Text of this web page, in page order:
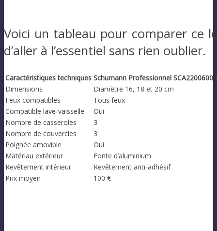
Voici un tableau pour comparer ce
d’aller à l’essentiel sans rien oublier.
Caractéristiques techniques Schumann Professionnel SCA2200600
Dimensions
Diamètre 16, 18 et 20 cm
Feux compatibles
Tous feux
Compatible lave-vaisselle
Oui
Nombre de casseroles
3
Nombre de couvercles
3
Poignée amovible
Oui
Matériau extérieur
Fonte d’aluminium
Revêtement intérieur
Revêtement anti-adhésif
Prix moyen
100 €